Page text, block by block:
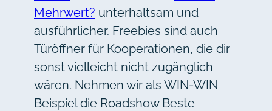
Mehrwert? unterhaltsam und
ausführlicher. Freebies sind auch
Türöffner für Kooperationen, die dir
sonst vielleicht nicht zugänglich
wären. Nehmen wir als WIN-WIN
Beispiel die Roadshow Beste